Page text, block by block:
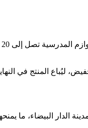
ليُباع المنتج في
الدار البيضاء، ما